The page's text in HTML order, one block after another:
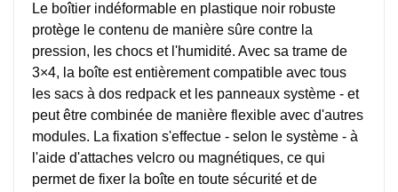
Le boîtier indéformable en plastique noir robuste
protège le contenu de manière sûre contre la
pression, les chocs et l'humidité. Avec sa trame de
3×4, la boîte est entièrement compatible avec tous
les sacs à dos redpack et les panneaux système - et
peut être combinée de manière flexible avec d'autres
modules. La fixation s'effectue - selon le système - à
l'aide d'attaches velcro ou magnétiques, ce qui
permet de fixer la boîte en toute sécurité et de